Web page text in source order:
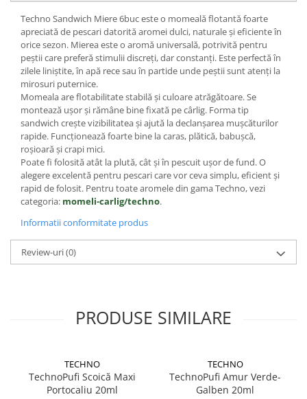
Techno Sandwich Miere 6buc este o momeală flotantă foarte
apreciată de pescari datorită aromei dulci, naturale și eficiente în
orice sezon. Mierea este o aromă universală, potrivită pentru
peștii care preferă stimulii discreți, dar constanți. Este perfectă în
zilele liniștite, în apă rece sau în partide unde peștii sunt atenți la
mirosuri puternice.
Momeala are flotabilitate stabilă și culoare atrăgătoare. Se
montează ușor și rămâne bine fixată pe cârlig. Forma tip
sandwich crește vizibilitatea și ajută la declanșarea mușcăturilor
rapide. Funcționează foarte bine la caras, plătică, babușcă,
roșioară și crapi mici.
Poate fi folosită atât la plută, cât și în pescuit ușor de fund. O
alegere excelentă pentru pescari care vor ceva simplu, eficient și
rapid de folosit. Pentru toate aromele din gama Techno, vezi
categoria: momeli-carlig/techno.
Informatii conformitate produs
Review-uri(0)
PRODUSE SIMILARE
TECHNO
TechnoPufi Scoică Maxi
Portocaliu 20ml
TECHNO
TechnoPufi Amur Verde-
Galben 20ml